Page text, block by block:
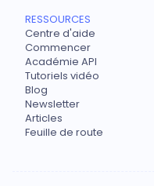
RESSOURCES
Centre d'aide
Commencer
Académie API
Tutoriels vidéo
Blog
Newsletter
Articles
Feuille de route